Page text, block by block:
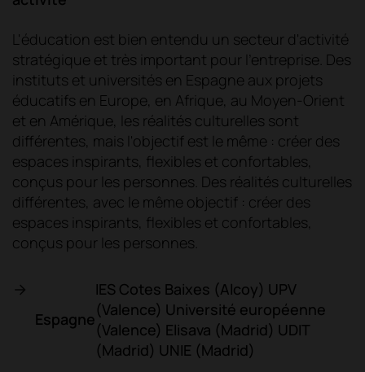
L'éducation est bien entendu un secteur d'activité
stratégique et très important pour l'entreprise. Des
instituts et universités en Espagne aux projets
éducatifs en Europe, en Afrique, au Moyen-Orient
et en Amérique, les réalités culturelles sont
différentes, mais l'objectif est le même : créer des
espaces inspirants, flexibles et confortables,
conçus pour les personnes. Des réalités culturelles
différentes, avec le même objectif : créer des
espaces inspirants, flexibles et confortables,
conçus pour les personnes.
Espagne
IES Cotes Baixes (Alcoy) UPV
(Valence) Université européenne
(Valence) Elisava (Madrid) UDIT
(Madrid) UNIE (Madrid)